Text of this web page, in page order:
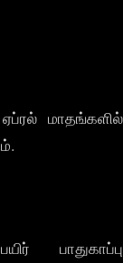
மாதங்களில்
பாதுகாப்பு